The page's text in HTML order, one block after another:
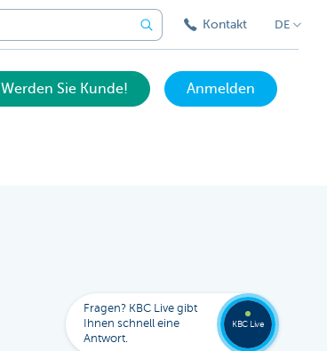
Kontakt DE
Werden Sie Kunde! Anmelden
Fragen? KBC Live gibt
Ihnen schnell eine
Antwort.
KBC Live